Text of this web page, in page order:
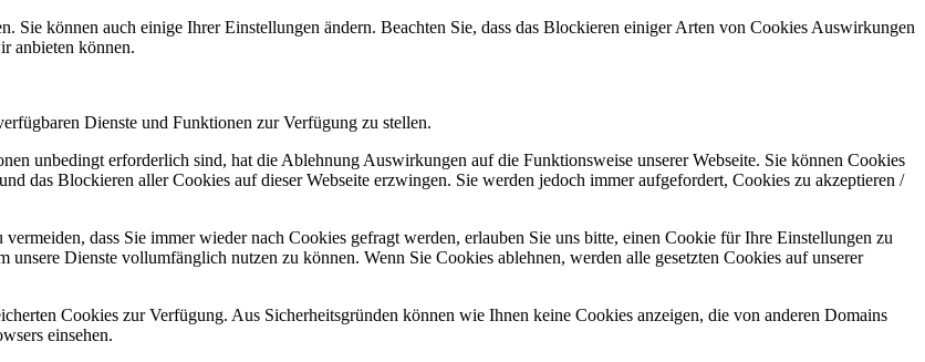
Sie können auch einige Ihrer Einstellungen ändern. Beachten Sie, dass das Blockieren einiger Arten von Cookies Auswirkungen
anbieten können.
Dienste und Funktionen zur Verfügung zu stellen.
unbedingt erforderlich sind, hat die Ablehnung Auswirkungen auf die Funktionsweise unserer Webseite. Sie können Cookies
das Blockieren aller Cookies auf dieser Webseite erzwingen. Sie werden jedoch immer aufgefordert, Cookies zu akzeptieren /
dass Sie immer wieder nach Cookies gefragt werden, erlauben Sie uns bitte, einen Cookie für Ihre Einstellungen zu
unsere Dienste vollumfänglich nutzen zu können. Wenn Sie Cookies ablehnen, werden alle gesetzten Cookies auf unserer
Cookies zur Verfügung. Aus Sicherheitsgründen können wie Ihnen keine Cookies anzeigen, die von anderen Domains
einsehen.